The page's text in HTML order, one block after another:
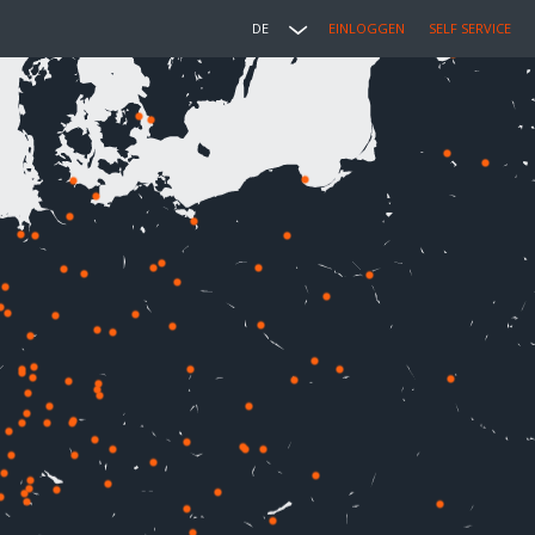
DE EINLOGGEN SELF SERVICE